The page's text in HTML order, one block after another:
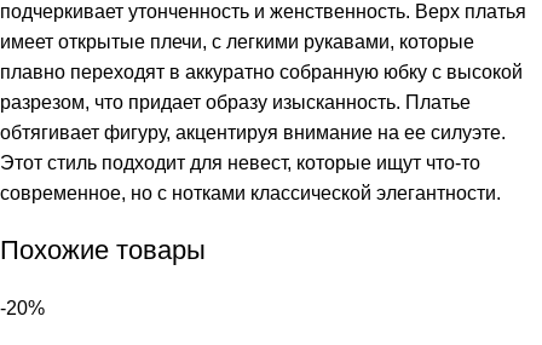
подчеркивает утонченность и женственность. Верх платья
имеет открытые плечи, с легкими рукавами, которые
плавно переходят в аккуратно собранную юбку с высокой
разрезом, что придает образу изысканность. Платье
обтягивает фигуру, акцентируя внимание на ее силуэте.
Этот стиль подходит для невест, которые ищут что-то
современное, но с нотками классической элегантности.
Похожие товары
-20%